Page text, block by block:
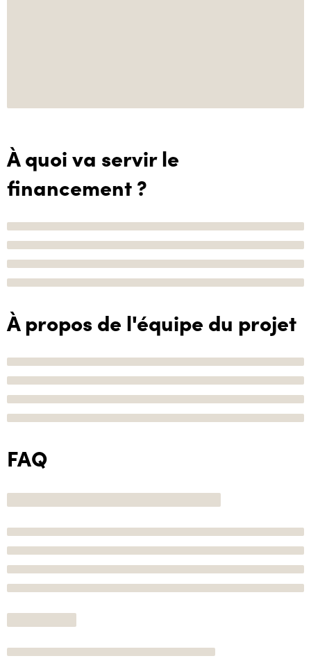
À quoi va servir le
financement ?
À propos de l'équipe du projet
FAQ